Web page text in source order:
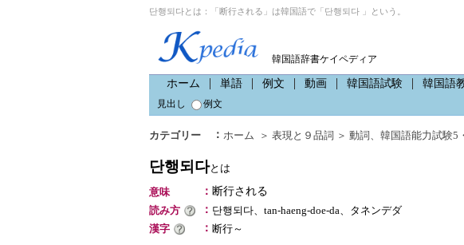
단행되다とは：「断行される」は韓国語で「단행되다 」という。
韓国語辞書ケイペディア
ホーム 単語 例文 動画 韓国語試験 韓国語
見出し
例文
カテゴリー ： ホーム ＞ 表現と９品詞 ＞ 動詞 、 韓国語能力試験5
단행되다とは
意味
： 断行される
読み方
： 단행되다、tan-haeng-doe-da、タネンデダ
漢字
： 断行～